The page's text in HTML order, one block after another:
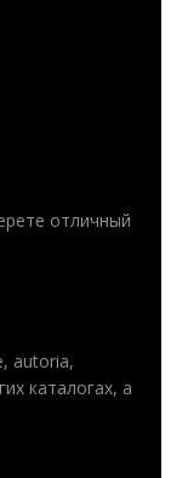
отличный
autoria,
каталогах, а